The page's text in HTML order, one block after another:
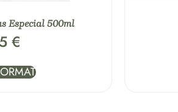
Especial 500ml
€